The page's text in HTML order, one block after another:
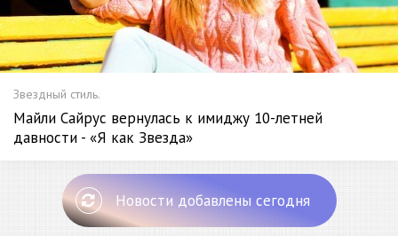
Звездный стиль.
Майли Сайрус вернулась к имиджу 10-летней
давности - «Я как Звезда»
Новости добавлены сегодня